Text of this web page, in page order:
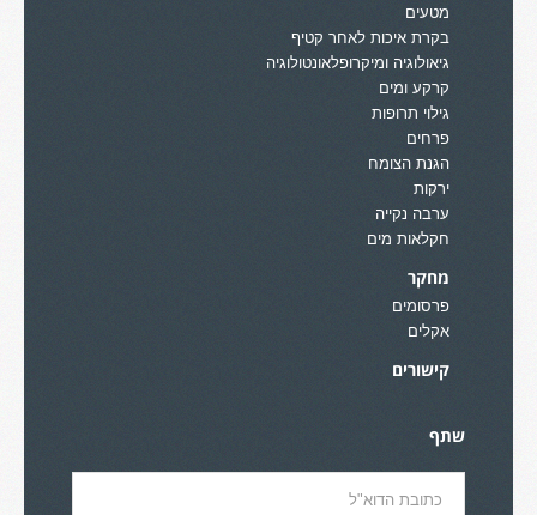
מטעים
בקרת איכות לאחר קטיף
גיאולוגיה ומיקרופלאונטולוגיה
קרקע ומים
גילוי תרופות
פרחים
הגנת הצומח
ירקות
ערבה נקייה
חקלאות מים
מחקר
פרסומים
אקלים
קישורים
שתף